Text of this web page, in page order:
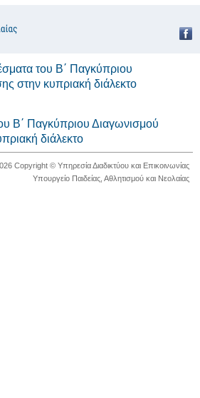
του Β΄ Παγκύπριου
στην κυπριακή διάλεκτο
Β΄ Παγκύπριου Διαγωνισμού
διάλεκτο
Copyright © Υπηρεσία Διαδικτύου και Επικοινωνίας
Υπουργείο Παιδείας, Αθλητισμού και Νεολαίας